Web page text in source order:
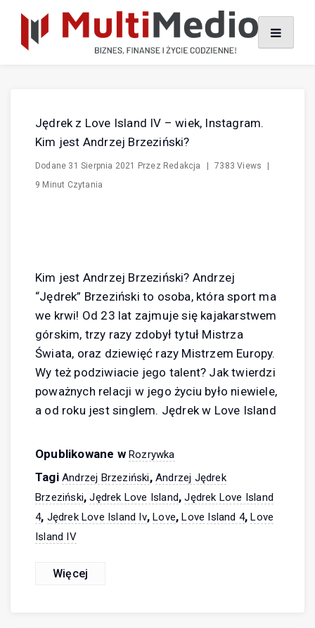
Skip
content
Jędrek z Love Island IV – wiek, Instagram.
Kim jest Andrzej Brzeziński?
Dodane 31 Sierpnia 2021 Przez Redakcja 7383 Views
9 Minut Czytania
Kim jest Andrzej Brzeziński? Andrzej
“Jędrek” Brzeziński to osoba, która sport ma
we krwi! Od 23 lat zajmuje się kajakarstwem
górskim, trzy razy zdobył tytuł Mistrza
Świata, oraz dziewięć razy Mistrzem Europy.
Wy też podziwiacie jego talent? Jak twierdzi
poważnych relacji w jego życiu było niewiele,
a od roku jest singlem. Jędrek w Love Island
Opublikowane w Rozrywka
Tagi Andrzej Brzeziński,Andrzej Jędrek
Brzeziński,Jędrek Love Island,Jędrek Love Island
4, Jędrek Love Island Iv,Love,Love Island 4,Love
Island IV
Więcej